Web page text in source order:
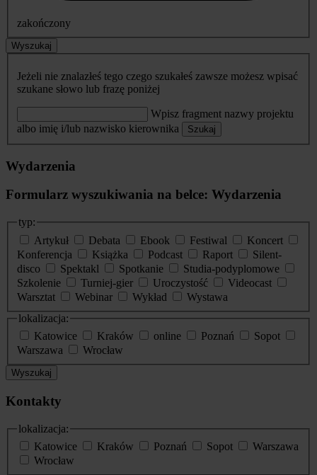
zakończony
Wyszukaj
Jeżeli nie znalazłeś tego czego szukałeś zawsze możesz wpisać
szukane słowo lub frazę poniżej
Wpisz fragment nazwy projektu
albo imię i/lub nazwisko kierownika
Szukaj
Wydarzenia
Formularz wyszukiwania na belce: Wydarzenia
typ:
Artykuł
Debata Ebook Festiwal
Koncert
Konferencja
Książka Podcast Raport
Silent-
disco
Spektakl Spotkanie
Studia-podyplomowe
Szkolenie
Turniej-gier Uroczystość
Videocast
Warsztat
Webinar Wykład
Wystawa
lokalizacja:
Katowice
Kraków online Poznań
Sopot
Warszawa
Wrocław
Wyszukaj
Kontakty
lokalizacja:
Katowice
Kraków Poznań Sopot
Warszawa
Wrocław